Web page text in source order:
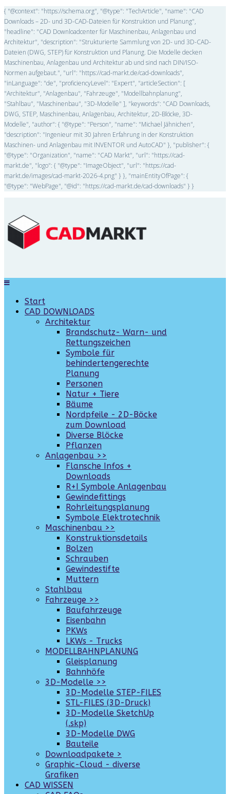
{ "@context": "https://schema.org", "@type": "TechArticle", "name": "CAD
Downloads – 2D- und 3D-CAD-Dateien für Konstruktion und Planung",
"headline": "CAD Downloadcenter für Maschinenbau, Anlagenbau und
Architektur", "description": "Strukturierte Sammlung von 2D- und 3D-CAD-
Dateien (DWG, STEP) für Konstruktion und Planung. Die Modelle decken
Maschinenbau, Anlagenbau und Architektur ab und sind nach DIN/ISO-
Normen aufgebaut.", "url": "https://cad-markt.de/cad-downloads",
"inLanguage": "de", "proficiencyLevel": "Expert", "articleSection": [
"Architektur", "Anlagenbau", "Fahrzeuge", "Modellbahnplanung",
"Stahlbau", "Maschinenbau", "3D-Modelle" ], "keywords": "CAD Downloads,
DWG, STEP, Maschinenbau, Anlagenbau, Architektur, 2D-Blöcke, 3D-
Modelle", "author": { "@type": "Person", "name": "Michael Jähnichen",
"description": "Ingenieur mit 30 Jahren Erfahrung in der Konstruktion
Maschinen- und Anlagenbau mit INVENTOR und AutoCAD" }, "publisher": {
"@type": "Organization", "name": "CAD Markt", "url": "https://cad-
markt.de", "logo": { "@type": "ImageObject", "url": "https://cad-
markt.de/images/cad-markt-2026-4.png" } }, "mainEntityOfPage": {
"@type": "WebPage", "@id": "https://cad-markt.de/cad-downloads" } }
Start
CAD DOWNLOADS
Architektur
Brandschutz- Warn- und
Rettungszeichen
Symbole für
behindertengerechte
Planung
Personen
Natur + Tiere
Bäume
Nordpfeile - 2D-Böcke
zum Download
Diverse Blöcke
Pflanzen
Anlagenbau >>
Flansche Infos +
Downloads
R+I Symbole Anlagenbau
Gewindefittings
Rohrleitungsplanung
Symbole Elektrotechnik
Maschinenbau >>
Konstruktionsdetails
Bolzen
Schrauben
Gewindestifte
Muttern
Stahlbau
Fahrzeuge >>
Baufahrzeuge
Eisenbahn
PKWs
LKWs - Trucks
MODELLBAHNPLANUNG
Gleisplanung
Bahnhöfe
3D-Modelle >>
3D-Modelle STEP-FILES
STL-FILES (3D-Druck)
3D-Modelle SketchUp
(.skp)
3D-Modelle DWG
Bauteile
Downloadpakete >
Graphic-Cloud - diverse
Grafiken
CAD WISSEN